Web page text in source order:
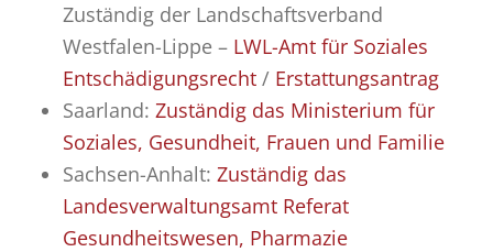
Zuständig der Landschaftsverband
Westfalen-Lippe – LWL-Amt für Soziales
Entschädigungsrecht/ Erstattungsantrag
Saarland: Zuständig das Ministerium für
Soziales, Gesundheit, Frauen und Familie
Sachsen-Anhalt: Zuständig das
Landesverwaltungsamt Referat
Gesundheitswesen, Pharmazie